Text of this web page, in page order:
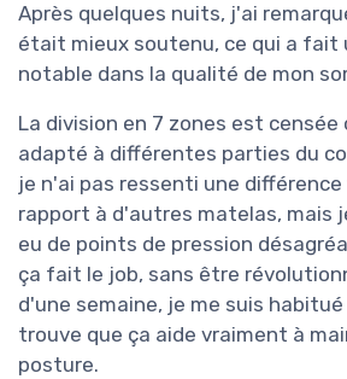
Après quelques nuits, j'ai
était mieux soutenu, ce qui a fait
notable dans la qualité de mon
La division en 7 zones est
adapté à différentes parties du
je n'ai pas ressenti une
rapport à d'autres matelas, mais
eu de points de pression
ça fait le job, sans être
d'une semaine, je me suis
trouve que ça aide vraiment à
posture.